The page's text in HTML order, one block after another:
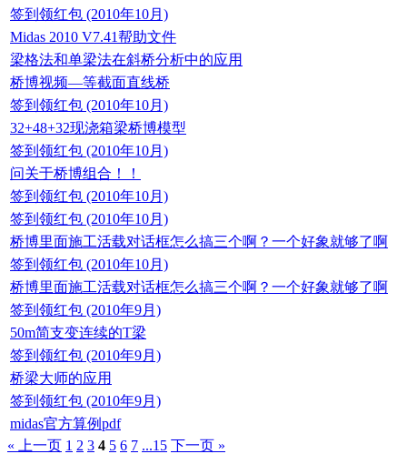
签到领红包 (2010年10月)
Midas 2010 V7.41帮助文件
梁格法和单梁法在斜桥分析中的应用
桥博视频—等截面直线桥
签到领红包 (2010年10月)
32+48+32现浇箱梁桥博模型
签到领红包 (2010年10月)
问关于桥博组合！！
签到领红包 (2010年10月)
签到领红包 (2010年10月)
桥博里面施工活载对话框怎么搞三个啊？一个好象就够了啊
签到领红包 (2010年10月)
桥博里面施工活载对话框怎么搞三个啊？一个好象就够了啊
签到领红包 (2010年9月)
50m简支变连续的T梁
签到领红包 (2010年9月)
桥梁大师的应用
签到领红包 (2010年9月)
midas官方算例pdf
« 上一页 1 2 3 4 5 6 7 ...15 下一页 »